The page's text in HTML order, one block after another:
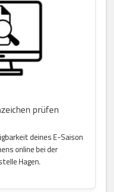
prüfen
deines E-Saison
online bei der
Hagen.